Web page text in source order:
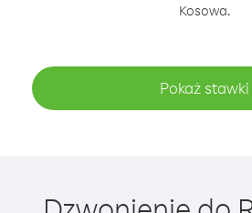
Kosowa.
Pokaż stawki